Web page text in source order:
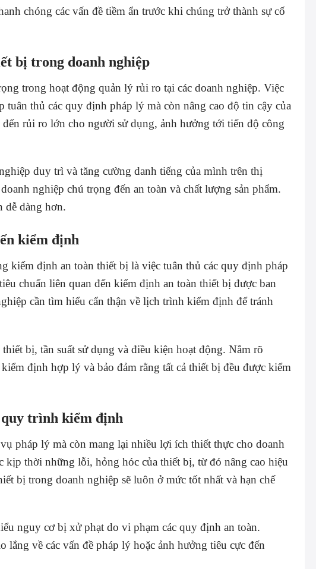
chóng các vấn đề tiềm ẩn trước khi chúng trở thành sự cố
bị trong doanh nghiệp
trong hoạt động quản lý rủi ro tại các doanh nghiệp. Việc
thủ các quy định pháp lý mà còn nâng cao độ tin cậy của
rủi ro lớn cho người sử dụng, ảnh hưởng tới tiến độ công
duy trì và tăng cường danh tiếng của mình trên thị
nghiệp chú trọng đến an toàn và chất lượng sản phẩm.
dễ dàng hơn.
kiểm định
kiểm định an toàn thiết bị là việc tuân thủ các quy định pháp
chuẩn liên quan đến kiểm định an toàn thiết bị được ban
cần tìm hiểu cẩn thận về lịch trình kiểm định để tránh
bị, tần suất sử dụng và điều kiện hoạt động. Nắm rõ
định hợp lý và bảo đảm rằng tất cả thiết bị đều được kiểm
trình kiểm định
pháp lý mà còn mang lại nhiều lợi ích thiết thực cho doanh
thời những lỗi, hỏng hóc của thiết bị, từ đó nâng cao hiệu
bị trong doanh nghiệp sẽ luôn ở mức tốt nhất và hạn chế
nguy cơ bị xử phạt do vi phạm các quy định an toàn.
về các vấn đề pháp lý hoặc ảnh hưởng tiêu cực đến